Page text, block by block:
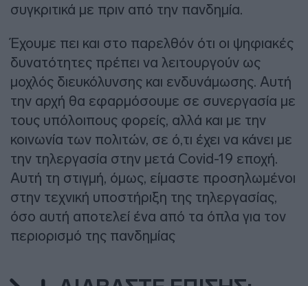
συγκριτικά με πριν από την πανδημία.
Έχουμε πει και στο παρελθόν ότι οι ψηφιακές
δυνατότητες πρέπει να λειτουργούν ως
μοχλός διευκόλυνσης και ενδυνάμωσης. Αυτή
την αρχή θα εφαρμόσουμε σε συνεργασία με
τους υπόλοιπους φορείς, αλλά και με την
κοινωνία των πολιτών, σε ό,τι έχει να κάνει με
την τηλεργασία στην μετά Covid-19 εποχή.
Αυτή τη στιγμή, όμως, είμαστε προσηλωμένοι
στην τεχνική υποστήριξη της τηλεργασίας,
όσο αυτή αποτελεί ένα από τα όπλα για τον
περιορισμό της πανδημίας